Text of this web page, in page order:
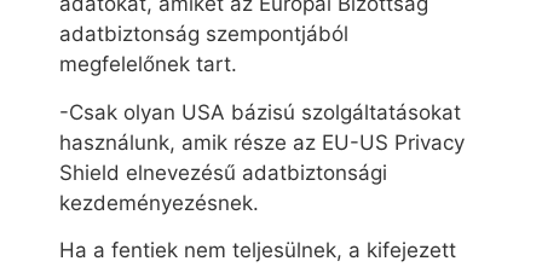
adatbiztonság szempontjából
megfelelőnek tart.
-Csak olyan USA bázisú szolgáltatásokat
használunk, amik része az EU-US Privacy
Shield elnevezésű adatbiztonsági
kezdeményezésnek.
Ha a fentiek nem teljesülnek, a kifejezett